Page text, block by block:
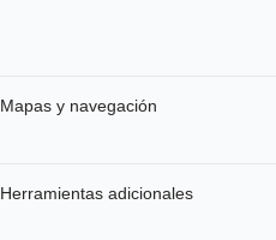
Mapas y navegación
Herramientas adicionales